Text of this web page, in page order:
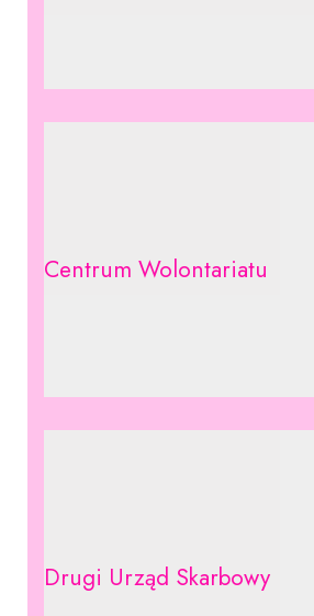
Centrum Wolontariatu
Drugi Urząd Skarbowy